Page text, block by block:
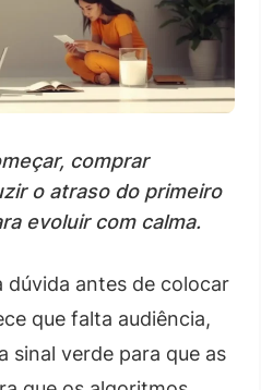
comprar
o atraso do primeiro
evoluir com calma.
dúvida antes de colocar
que falta audiência,
sinal verde para que as